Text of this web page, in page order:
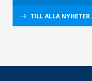
TILL ALLA NYHETER.